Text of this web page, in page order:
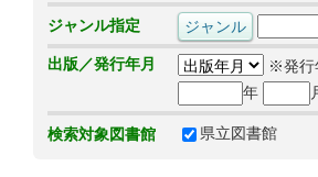
ジャンル指定
出版／発行年月
※発行
年
検索対象図書館 県立図書館